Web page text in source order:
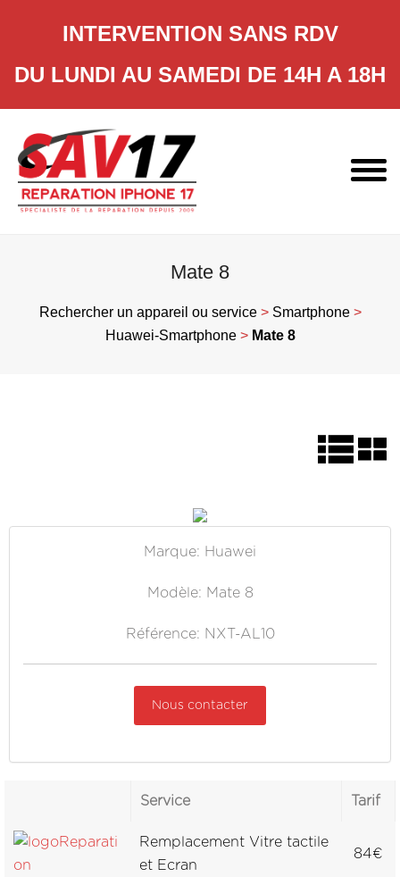
INTERVENTION SANS RDV
DU LUNDI AU SAMEDI DE 14H A 18H
content
Mate 8
Rechercher un appareil ou service> Smartphone>
Huawei-Smartphone> Mate 8
Marque: Huawei
Modèle: Mate 8
Référence: NXT-AL10
Nous contacter
Service Tarif
Remplacement Vitre tactile
et Ecran
84€